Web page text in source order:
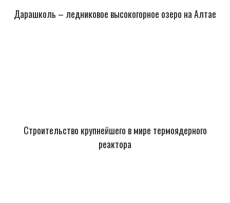
Дарашколь – ледниковое высокогорное озеро на Алтае
Строительство крупнейшего в мире термоядерного
реактора